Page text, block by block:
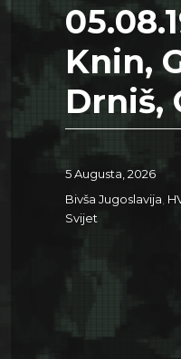
Knin,
Drniš,
Posted
on
5 Augusta, 2026
Categories
Bivša Jugoslavija,
Svijet